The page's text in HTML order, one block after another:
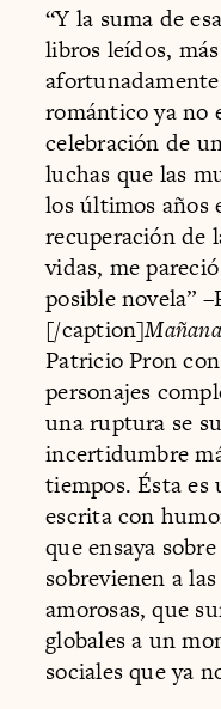
“Y la suma de
libros leídos,
romántico ya no
celebración de
luchas que las
los últimos años
recuperación de
vidas, me
posible novela”
[/caption]
Patricio Pron
personajes
una ruptura se
incertidumbre
tiempos. Ésta es
escrita con
que ensaya
sobrevienen a
amorosas, que
globales a un
sociales que ya